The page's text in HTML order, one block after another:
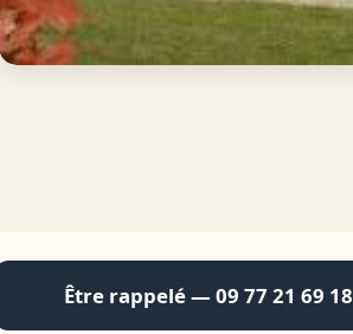
Être rappelé — 09 77 21 69 18